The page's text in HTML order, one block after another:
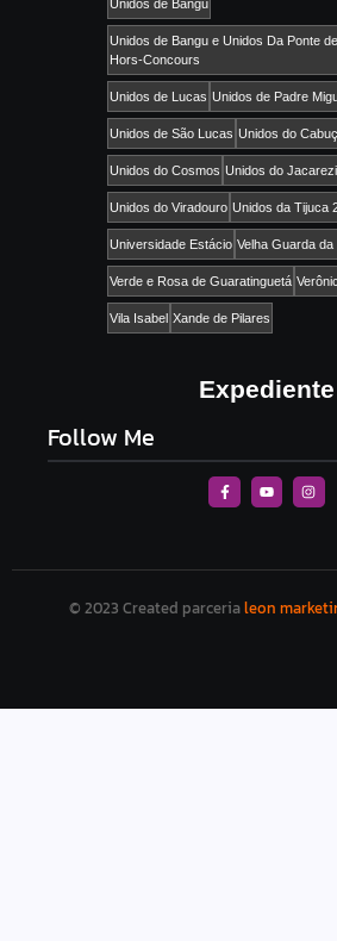
Unidos de Bangu
Unidos de Bangu e Unidos Da Ponte
Hors-Concours
Unidos de Lucas Unidos de Padre
Unidos de São Lucas Unidos do
Unidos do Cosmos Unidos do
Unidos do Viradouro Unidos da Tijuca
Universidade Estácio Velha Guarda da
Verde e Rosa de Guaratinguetá
Vila Isabel Xande de Pilares
Expediente
Follow Me
© 2023 Created parcerialeon